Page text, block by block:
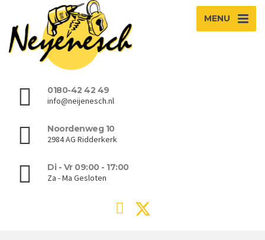
MENU
0180-42 42 49
info@neijenesch.nl
Noordenweg 10
2984 AG Ridderkerk
Di - Vr 09:00 - 17:00
Za - Ma Gesloten